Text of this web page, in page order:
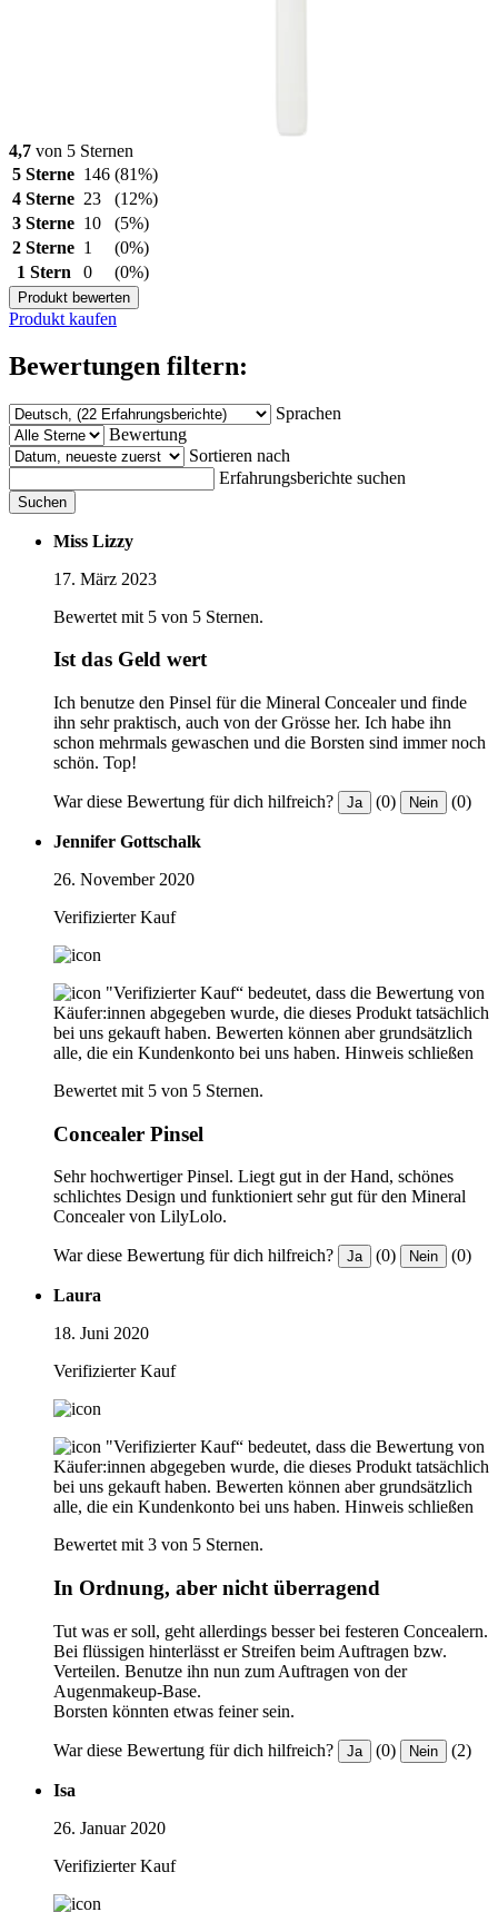
4,7 von 5 Sternen
5 Sterne 146 (81%)
4 Sterne 23
(12%)
3 Sterne 10
(5%)
2 Sterne 1
(0%)
1 Stern
0 (0%)
Produkt bewerten
Produkt kaufen
Bewertungen filtern:
Sprachen
Bewertung
Sortieren nach
Erfahrungsberichte suchen
Suchen
Miss Lizzy
17. März 2023
Bewertet mit 5 von 5 Sternen.
Ist das Geld wert
Ich benutze den Pinsel für die Mineral Concealer und finde
ihn sehr praktisch, auch von der Grösse her. Ich habe ihn
schon mehrmals gewaschen und die Borsten sind immer noch
schön. Top!
War diese Bewertung für dich hilfreich? Ja (0) Nein (0)
Jennifer Gottschalk
26. November 2020
Verifizierter Kauf
"Verifizierter Kauf“ bedeutet, dass die Bewertung von
Käufer:innen abgegeben wurde, die dieses Produkt tatsächlich
bei uns gekauft haben. Bewerten können aber grundsätzlich
alle, die ein Kundenkonto bei uns haben. Hinweis schließen
Bewertet mit 5 von 5 Sternen.
Concealer Pinsel
Sehr hochwertiger Pinsel. Liegt gut in der Hand, schönes
schlichtes Design und funktioniert sehr gut für den Mineral
Concealer von LilyLolo.
War diese Bewertung für dich hilfreich? Ja (0) Nein (0)
Laura
18. Juni 2020
Verifizierter Kauf
"Verifizierter Kauf“ bedeutet, dass die Bewertung von
Käufer:innen abgegeben wurde, die dieses Produkt tatsächlich
bei uns gekauft haben. Bewerten können aber grundsätzlich
alle, die ein Kundenkonto bei uns haben. Hinweis schließen
Bewertet mit 3 von 5 Sternen.
In Ordnung, aber nicht überragend
Tut was er soll, geht allerdings besser bei festeren Concealern.
Bei flüssigen hinterlässt er Streifen beim Auftragen bzw.
Verteilen. Benutze ihn nun zum Auftragen von der
Augenmakeup-Base.
Borsten könnten etwas feiner sein.
War diese Bewertung für dich hilfreich? Ja (0) Nein (2)
Isa
26. Januar 2020
Verifizierter Kauf